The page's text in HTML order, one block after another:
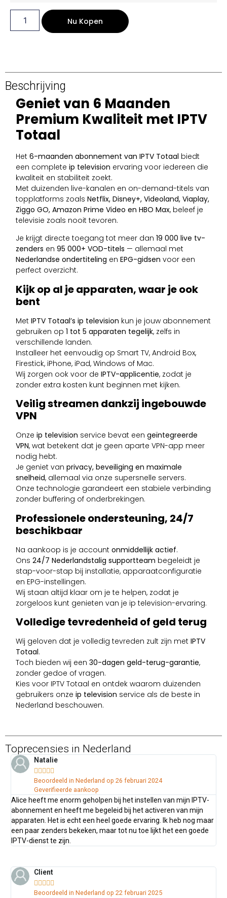
Nu Kopen
Beschrijving
Geniet van 6 Maanden
Premium Kwaliteit met IPTV
Totaal
Het6-maanden abonnement van IPTV Totaal biedt
een completeip television ervaring voor iedereen die
kwaliteit en stabiliteit zoekt.
Met duizenden live-kanalen en on-demand-titels van
topplatforms zoalsNetflix, Disney+, Videoland, Viaplay,
Ziggo GO, Amazon Prime Video en HBO Max, beleef je
televisie zoals nooit tevoren.
Je krijgt directe toegang tot meer dan19 000 live tv-
zenders en95 000+ VOD-titels — allemaal met
Nederlandse ondertiteling enEPG-gidsen voor een
perfect overzicht.
Kijk op al je apparaten, waar je ook
bent
MetIPTV Totaal’s ip television kun je jouw abonnement
gebruiken op1 tot 5 apparaten tegelijk, zelfs in
verschillende landen.
Installeer het eenvoudig op Smart TV, Android Box,
Firestick, iPhone, iPad, Windows of Mac.
Wij zorgen ook voor deIPTV-applicentie, zodat je
zonder extra kosten kunt beginnen met kijken.
Veilig streamen dankzij ingebouwde
VPN
Onzeip television service bevat eengeïntegreerde
VPN, wat betekent dat je geen aparte VPN-app meer
nodig hebt.
Je geniet vanprivacy, beveiliging en maximale
snelheid, allemaal via onze supersnelle servers.
Onze technologie garandeert een stabiele verbinding
zonder buffering of onderbrekingen.
Professionele ondersteuning, 24/7
beschikbaar
Na aankoop is je accountonmiddellijk actief.
Ons24/7 Nederlandstalig supportteam begeleidt je
stap-voor-stap bij installatie, apparaatconfiguratie
en EPG-instellingen.
Wij staan altijd klaar om je te helpen, zodat je
zorgeloos kunt genieten van je ip television-ervaring.
Volledige tevredenheid of geld terug
Wij geloven dat je volledig tevreden zult zijn metIPTV
Totaal.
Toch bieden wij een30-dagen geld-terug-garantie,
zonder gedoe of vragen.
Kies voor IPTV Totaal en ontdek waarom duizenden
gebruikers onzeip television service als de beste in
Nederland beschouwen.
Toprecensies in Nederland
Natalie
    
Beoordeeld in Nederland op 26 februari 2024
Geverifieerde aankoop
Alice heeft me enorm geholpen bij het instellen van mijn IPTV-
abonnement en heeft me begeleid bij het activeren van mijn
apparaten. Het is echt een heel goede ervaring. Ik heb nog maar
een paar zenders bekeken, maar tot nu toe lijkt het een goede
IPTV-dienst te zijn.
Client
    
Beoordeeld in Nederland op 22 februari 2025